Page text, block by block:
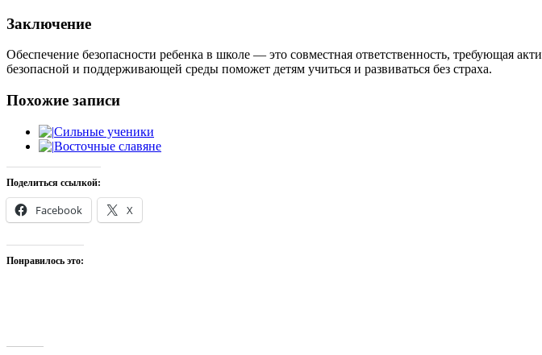
Заключение
Обеспечение безопасности ребенка в школе — это совместная ответственность, требующая
безопасной и поддерживающей среды поможет детям учиться и развиваться без страха.
Похожие записи
Сильные ученики
Восточные славяне
Поделиться ссылкой:
Facebook X
Понравилось это: